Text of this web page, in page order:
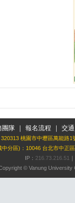
團隊 ｜ 報名流程 ｜ 交
桃園市中壢區萬能路1
中分區)：10046 台北市中正
IP： 216.73.216.51
© Vanung University